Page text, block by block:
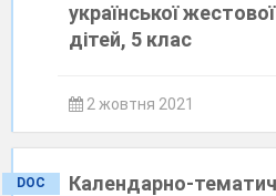
української
дітей, 5 клас
2 жовтня 2021
DOC
Календарно-